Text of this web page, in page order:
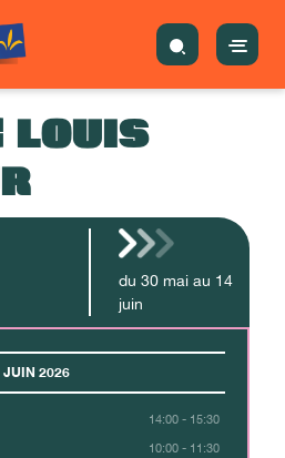
LOUIS
du 30 mai au 14
juin
JUIN 2026
14:00 - 15:30
10:00 - 11:30